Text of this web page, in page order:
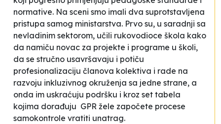
normative. Na sceni smo imali dva suprotstavljena
pristupa samog ministarstva. Prvo su, u saradnji sa
nevladinim sektorom, učili rukovodioce škola kako
da namiču novac za projekte i programe u školi,
da se stručno usavršavaju i potiču
profesionalizaciju članova kolektiva i rade na
razvoju inkluzivnog okruženja sa jedne strane, a
onda im uskraćuju podršku i kroz set tabela
kojima dorađuju GPR žele započete procese
samokontrole vratiti unatrag.